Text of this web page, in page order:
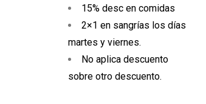
15% desc en comidas
2×1 en sangrías los días
martes y viernes.
No aplica descuento
sobre otro descuento.